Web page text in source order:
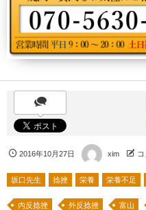
2016年10月27日 xim
坂口先生 捻挫 栄養 栄養不足
内反捻挫 外反捻挫 富山